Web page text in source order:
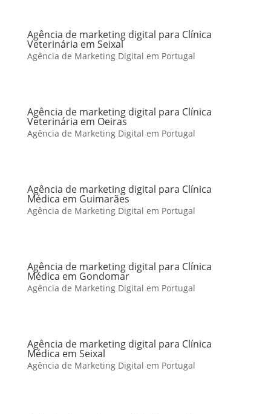
Agência de marketing digital para Clínica
Veterinária em Seixal
Agência de Marketing Digital em Portugal
Agência de marketing digital para Clínica
Veterinária em Oeiras
Agência de Marketing Digital em Portugal
Agência de marketing digital para Clínica
Médica em Guimarães
Agência de Marketing Digital em Portugal
Agência de marketing digital para Clínica
Médica em Gondomar
Agência de Marketing Digital em Portugal
Agência de marketing digital para Clínica
Médica em Seixal
Agência de Marketing Digital em Portugal